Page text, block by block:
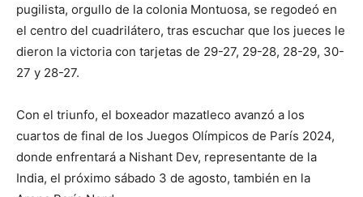
pugilista, orgullo de la colonia Montuosa, se regodeó en
el centro del cuadrilátero, tras escuchar que los jueces le
dieron la victoria con tarjetas de 29-27, 29-28, 28-29, 30-
27 y 28-27.
Con el triunfo, el boxeador mazatleco avanzó a los
cuartos de final de los Juegos Olímpicos de París 2024,
donde enfrentará a Nishant Dev, representante de la
India, el próximo sábado 3 de agosto, también en la